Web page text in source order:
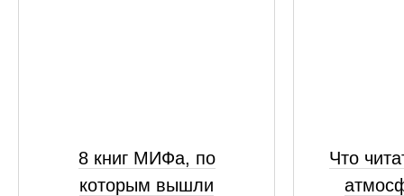
8 книг МИФа, по
которым вышли
Что